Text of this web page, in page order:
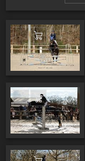
Ajouter au
Ajouter au